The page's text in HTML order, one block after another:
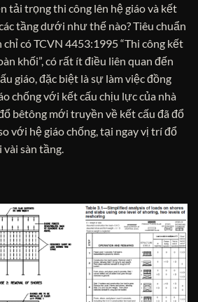
tải trọng thi công lên hệ giáo và kết
tầng dưới như thế nào? Tiêu chuẩn
có TCVN 4453:1995 “Thi công kết
khối”, có rất ít điều liên quan đến
giáo, đặc biệt là sự làm việc đồng
chống với kết cấu chịu lực của nhà
bêtông mới truyền về kết cấu đã đổ
với hệ giáo chống, tại ngay vị trí đổ
sàn tầng.